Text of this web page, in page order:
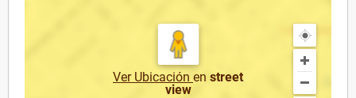
Ver Ubicación en street
view